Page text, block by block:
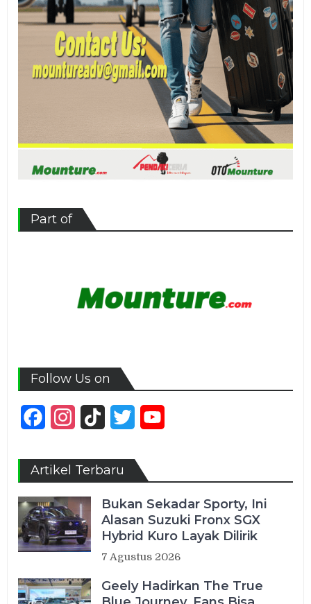
Part of
Follow Us on
FacebookInstagram
TikTok Twitter
Artikel Terbaru
Bukan Sekadar Sporty, Ini
Alasan Suzuki Fronx SGX
Hybrid Kuro Layak Dilirik
7 Agustus 2026
Geely Hadirkan The True